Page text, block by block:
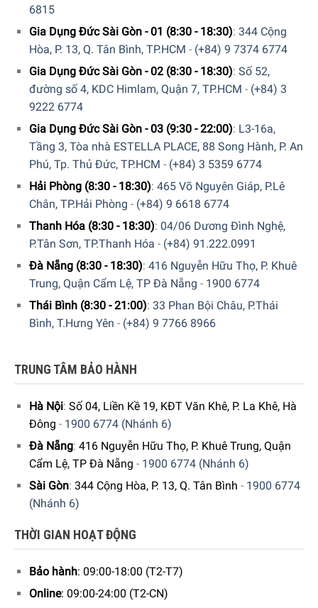
Để đặt mua sản phẩm“ Rượu Vang Đỏ Grande Courtade
Quý vị hãy gọi điện trực tiếp vào Hotline:
nhận được những tư vấn chi tiết và đặt mua sản phẩm.
6815
Gia Dụng Đức Sài Gòn - 01 (8:30 - 18:30): 344 Cộng
Hòa, P. 13, Q. Tân Bình, TP.HCM - (+84) 9 7374 6774
Gia Dụng Đức Sài Gòn - 02 (8:30 - 18:30): Số 52,
đường số 4, KDC Himlam, Quận 7, TP.HCM - (+84) 3
9222 6774
Gia Dụng Đức Sài Gòn - 03 (9:30 - 22:00): L3-16a,
Tầng 3, Tòa nhà ESTELLA PLACE, 88 Song Hành, P. An
Phú, Tp. Thủ Đức, TP.HCM - (+84) 3 5359 6774
Hải Phòng (8:30 - 18:30): 465 Võ Nguyên Giáp, P.Lê
Chân, TP.Hải Phòng - (+84) 9 6618 6774
Thanh Hóa (8:30 - 18:30): 04/06 Dương Đình Nghệ,
P.Tân Sơn, TP.Thanh Hóa - (+84) 91.222.0991
Đà Nẵng (8:30 - 18:30): 416 Nguyễn Hữu Thọ, P. Khuê
Trung, Quận Cẩm Lệ, TP Đà Nẵng - 1900 6774
Thái Bình (8:30 - 21:00): 33 Phan Bội Châu, P.Thái
Bình, T.Hưng Yên - (+84) 9 7766 8966
TRUNG TÂM BẢO HÀNH
Hà Nội: Số 04, Liền Kề 19, KĐT Văn Khê, P. La Khê, Hà
Đông - 1900 6774 (Nhánh 6)
Đà Nẵng: 416 Nguyễn Hữu Thọ, P. Khuê Trung, Quận
Cẩm Lệ, TP Đà Nẵng - 1900 6774 (Nhánh 6)
Sài Gòn: 344 Cộng Hòa, P. 13, Q. Tân Bình - 1900 6774
(Nhánh 6)
THỜI GIAN HOẠT ĐỘNG
Bảo hành: 09:00-18:00 (T2-T7)
Online: 09:00-24:00 (T2-CN)